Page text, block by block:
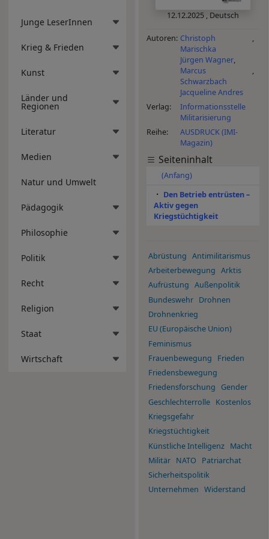
Junge LeserInnen
Krieg & Frieden
Kunst
Länder und
Regionen
Literatur
Medien
Natur und Umwelt
Pädagogik
Philosophie
Politik
Recht
Religion
Staat
Wirtschaft
12.12.2025 , Deutsch
Autoren Christoph
Marischka
Jürgen Wagner
Marcus
Schwarzbach
Jacqueline Andres
Verlag
Informationsstelle
Militarisierung
Reihe
AUSDRUCK (IMI-
Magazin)
Seiteninhalt
(Anfang)
Den Betrieb entrüsten –
Aktiv gegen
Kriegstüchtigkeit
Abrüstung Antimilitarismus
Arbeiterbewegung Arktis
Aufrüstung Außenpolitik
Bundeswehr
Drohnen
Drohnenkrieg
EU (Europäische Union)
Feminismus
Frauenbewegung
Frieden
Friedensbewegung
Friedensforschung Gender
Geschlechterrolle
Kostenlos
Kriegsgefahr
Kriegstüchtigkeit
Künstliche Intelligenz
Macht
Militär
NATO
Patriarchat
Sicherheitspolitik
Unternehmen Widerstand